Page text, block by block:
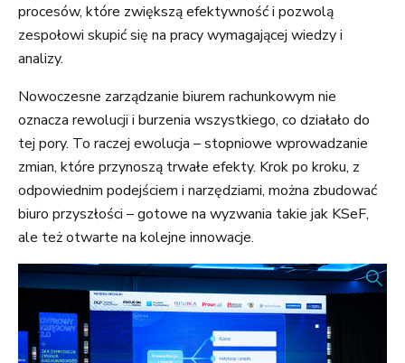
procesów, które zwiększą efektywność i pozwolą
zespołowi skupić się na pracy wymagającej wiedzy i
analizy.
Nowoczesne zarządzanie biurem rachunkowym nie
oznacza rewolucji i burzenia wszystkiego, co działało do
tej pory. To raczej ewolucja – stopniowe wprowadzanie
zmian, które przynoszą trwałe efekty. Krok po kroku, z
odpowiednim podejściem i narzędziami, można zbudować
biuro przyszłości – gotowe na wyzwania takie jak KSeF,
ale też otwarte na kolejne innowacje.